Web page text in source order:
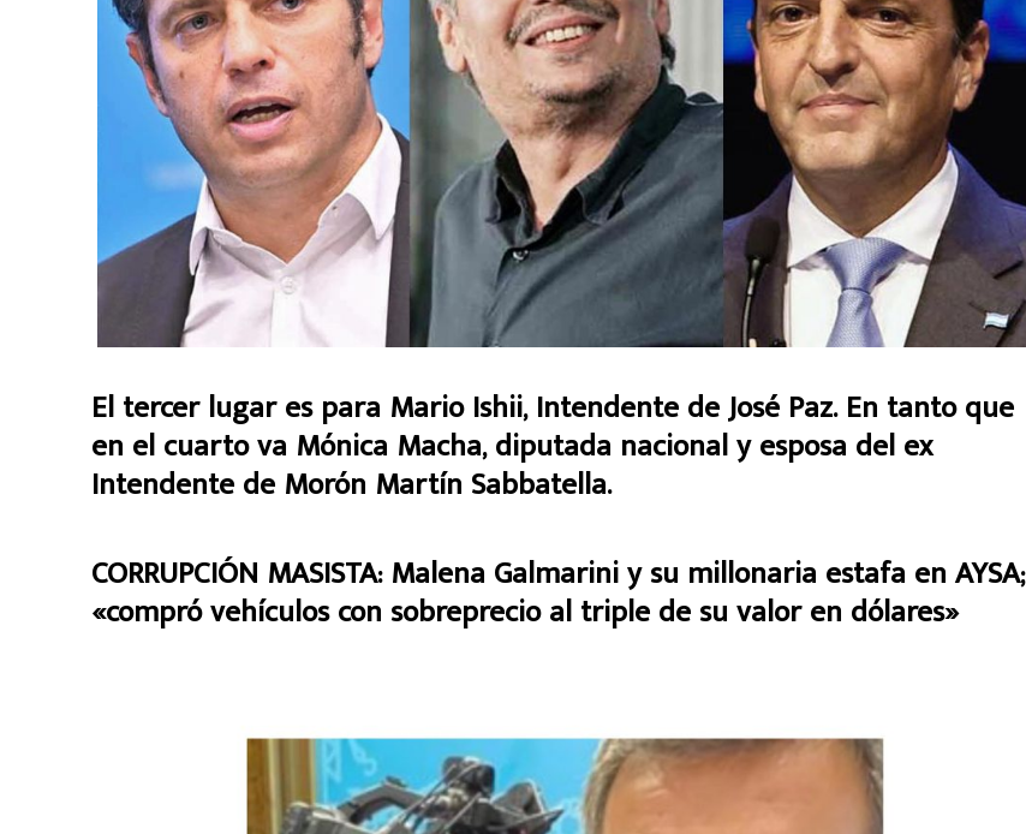
El tercer lugar es para Mario Ishii, Intendente de José Paz. En tanto que
en el cuarto va Mónica Macha, diputada nacional y esposa del ex
Intendente de Morón Martín Sabbatella.
CORRUPCIÓN MASISTA: Malena Galmarini y su millonaria estafa en AYSA;
«compró vehículos con sobreprecio al triple de su valor en dólares»